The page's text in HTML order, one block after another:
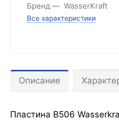
Бренд
WasserKraft
Все характеристики
Описание
Пластина B506